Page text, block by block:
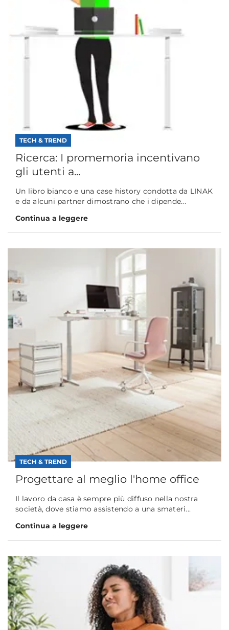
TECH & TREND
Ricerca: I promemoria incentivano
gli utenti a...
Un libro bianco e una case history condotta da LINAK
e da alcuni partner dimostrano che i dipende...
Continua a leggere
TECH & TREND
Progettare al meglio l'home office
Il lavoro da casa è sempre più diffuso nella nostra
società, dove stiamo assistendo a una smateri...
Continua a leggere